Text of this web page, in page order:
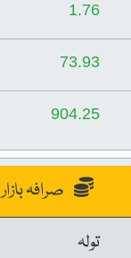
1.76
73.93
904.25
صرافہ بازار
تولہ